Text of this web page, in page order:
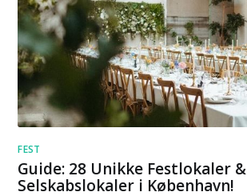
FEST
Guide: 28 Unikke Festlokaler &
Selskabslokaler i København!